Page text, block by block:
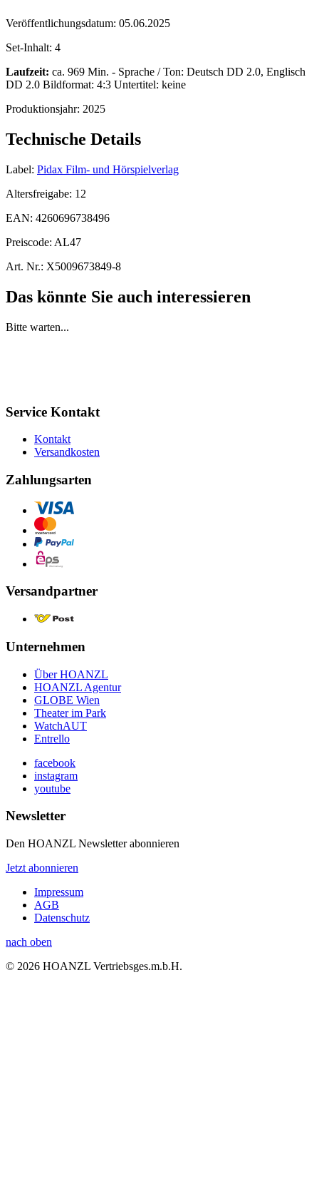
Veröffentlichungsdatum: 05.06.2025
Set-Inhalt: 4
Laufzeit: ca. 969 Min. - Sprache / Ton: Deutsch DD 2.0, Englisch
DD 2.0 Bildformat: 4:3 Untertitel: keine
Produktionsjahr: 2025
Technische Details
Label: Pidax Film- und Hörspielverlag
Altersfreigabe: 12
EAN: 4260696738496
Preiscode: AL47
Art. Nr.: X5009673849-8
Das könnte Sie auch interessieren
Bitte warten...
Service Kontakt
Kontakt
Versandkosten
Zahlungsarten
Versandpartner
Unternehmen
Über HOANZL
HOANZL Agentur
GLOBE Wien
Theater im Park
WatchAUT
Entrello
facebook
instagram
youtube
Newsletter
Den HOANZL Newsletter abonnieren
Jetzt abonnieren
Impressum
AGB
Datenschutz
nach oben
© 2026 HOANZL Vertriebsges.m.b.H.